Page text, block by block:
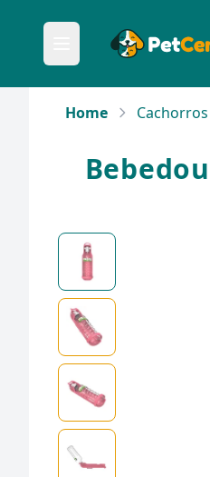
Home Cachorros